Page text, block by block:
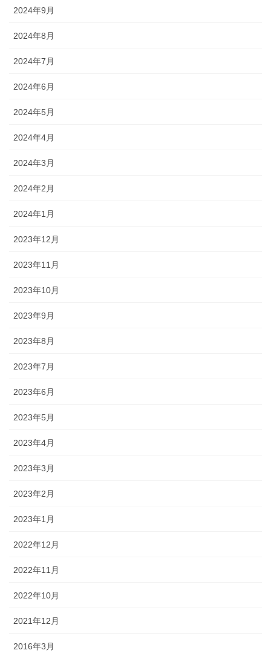
2024年9月
2024年8月
2024年7月
2024年6月
2024年5月
2024年4月
2024年3月
2024年2月
2024年1月
2023年12月
2023年11月
2023年10月
2023年9月
2023年8月
2023年7月
2023年6月
2023年5月
2023年4月
2023年3月
2023年2月
2023年1月
2022年12月
2022年11月
2022年10月
2021年12月
2016年3月